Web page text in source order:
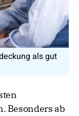
als gut
Besonders ab